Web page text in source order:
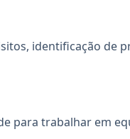
identificação de
para trabalhar em